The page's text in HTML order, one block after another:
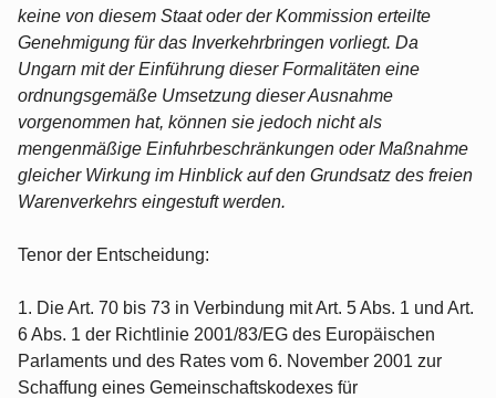
keine von diesem Staat oder der Kommission erteilte
Genehmigung für das Inverkehrbringen vorliegt. Da
Ungarn mit der Einführung dieser Formalitäten eine
ordnungsgemäße Umsetzung dieser Ausnahme
vorgenommen hat, können sie jedoch nicht als
mengenmäßige Einfuhrbeschränkungen oder Maßnahme
gleicher Wirkung im Hinblick auf den Grundsatz des freien
Warenverkehrs eingestuft werden.
Tenor der Entscheidung:
1. Die Art. 70 bis 73 in Verbindung mit Art. 5 Abs. 1 und Art.
6 Abs. 1 der Richtlinie 2001/83/EG des Europäischen
Parlaments und des Rates vom 6. November 2001 zur
Schaffung eines Gemeinschaftskodexes für